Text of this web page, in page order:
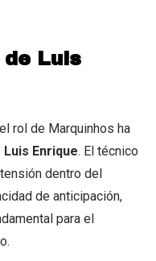
Luis
rol de Marquinhos ha
Luis Enrique. El técnico
dentro del
de anticipación,
para el